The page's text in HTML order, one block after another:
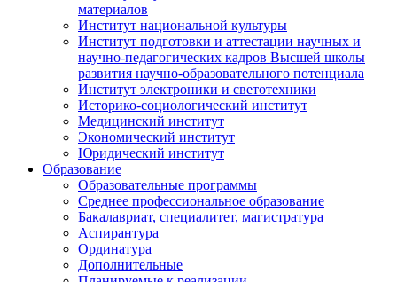
материалов
Институт национальной культуры
Институт подготовки и аттестации научных и
научно-педагогических кадров Высшей школы
развития научно-образовательного потенциала
Институт электроники и светотехники
Историко-социологический институт
Медицинский институт
Экономический институт
Юридический институт
Образование
Образовательные программы
Среднее профессиональное образование
Бакалавриат, специалитет, магистратура
Аспирантура
Ординатура
Дополнительные